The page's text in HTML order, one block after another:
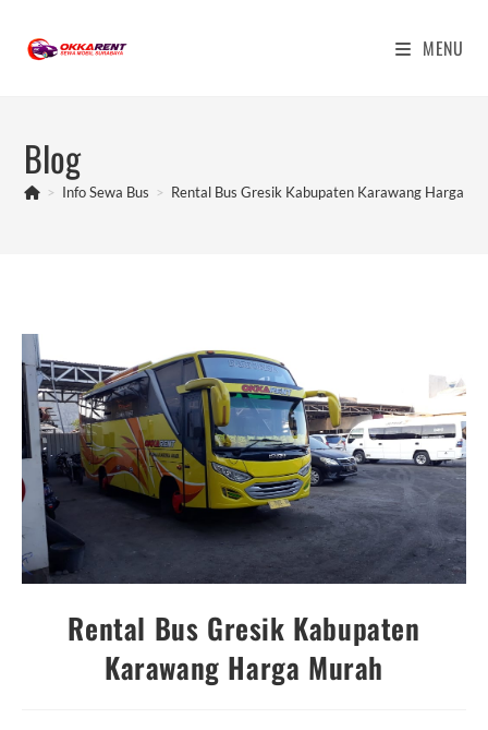
content
MENU
Blog
> Info Sewa Bus > Rental Bus Gresik Kabupaten Karawang Harga
Rental Bus Gresik Kabupaten
Karawang Harga Murah